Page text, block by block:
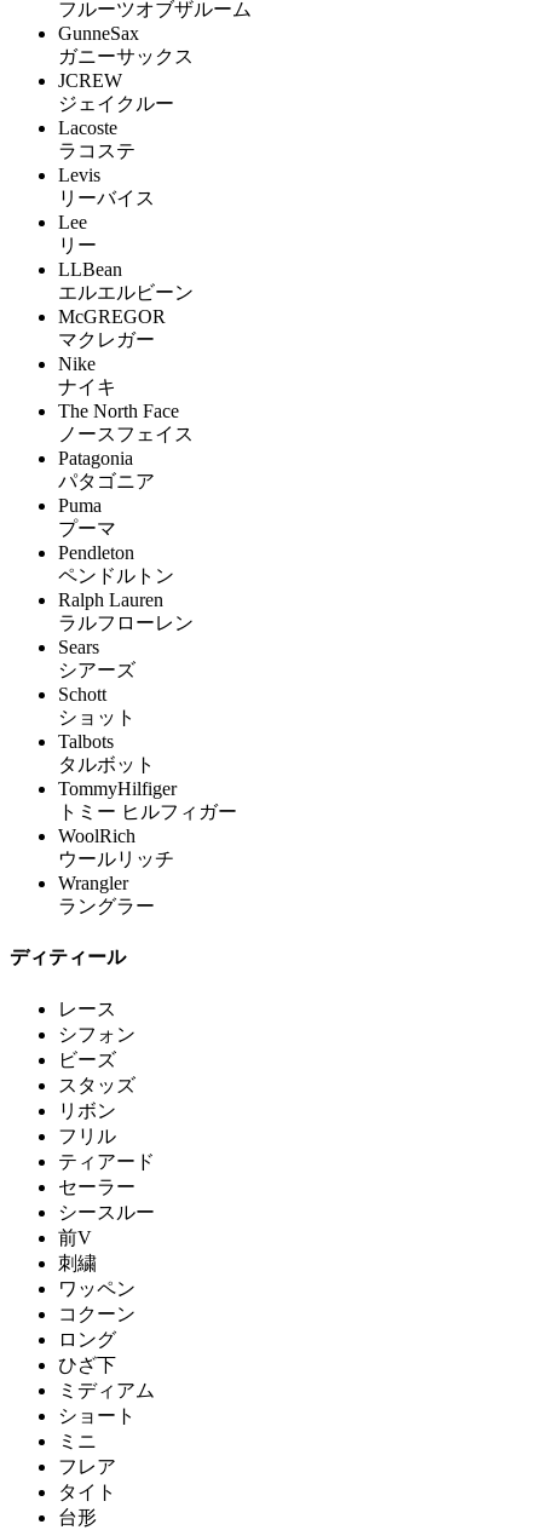
フルーツオブザルーム
GunneSax
ガニーサックス
JCREW
ジェイクルー
Lacoste
ラコステ
Levis
リーバイス
Lee
リー
LLBean
エルエルビーン
McGREGOR
マクレガー
Nike
ナイキ
The North Face
ノースフェイス
Patagonia
パタゴニア
Puma
プーマ
Pendleton
ペンドルトン
Ralph Lauren
ラルフローレン
Sears
シアーズ
Schott
ショット
Talbots
タルボット
TommyHilfiger
トミー ヒルフィガー
WoolRich
ウールリッチ
Wrangler
ラングラー
ディティール
レース
シフォン
ビーズ
スタッズ
リボン
フリル
ティアード
セーラー
シースルー
前V
刺繍
ワッペン
コクーン
ロング
ひざ下
ミディアム
ショート
ミニ
フレア
タイト
台形